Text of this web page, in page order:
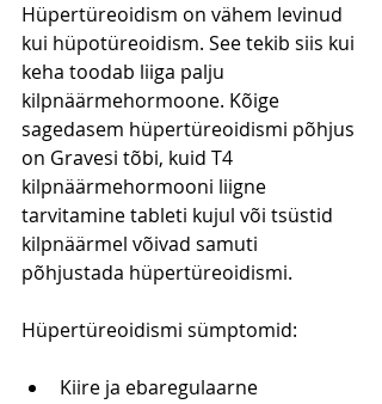
Hüpertüreoidism on vähem levinud
kui hüpotüreoidism. See tekib siis kui
keha toodab liiga palju
kilpnäärmehormoone. Kõige
sagedasem hüpertüreoidismi põhjus
on Gravesi tõbi, kuid T4
kilpnäärmehormooni liigne
tarvitamine tableti kujul või tsüstid
kilpnäärmel võivad samuti
põhjustada hüpertüreoidismi.
Hüpertüreoidismi sümptomid:
Kiire ja ebaregulaarne